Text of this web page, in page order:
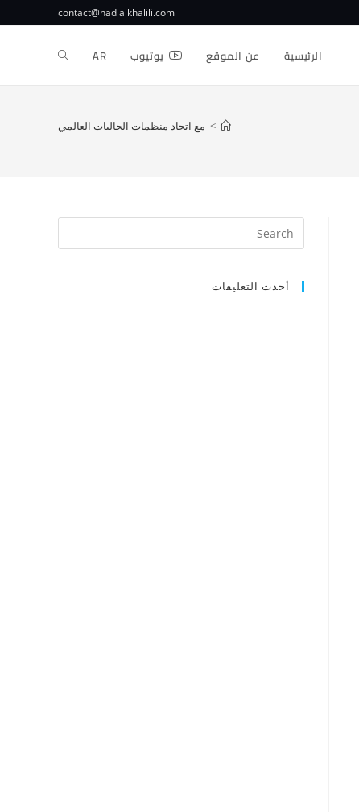
contact@hadialkhalili.com
الرئيسية عن الموقع يوتيوب AR
> مع اتحاد منظمات الجاليات العالمي
أحدث التعليقات